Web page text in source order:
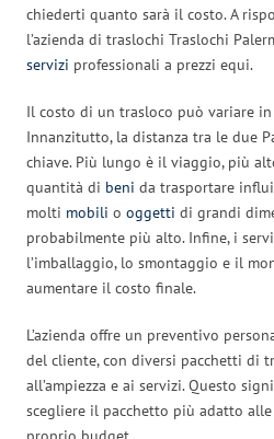
chiederti quanto sarà il costo. A
l’azienda di traslochi Traslochi
servizi professionali a prezzi equi.
Il costo di un trasloco può variare
Innanzitutto, la distanza tra le due
chiave. Più lungo è il viaggio, più
quantità di beni da trasportare
molti mobili o oggetti di grandi
probabilmente più alto. Infine, i
l’imballaggio, lo smontaggio e il
aumentare il costo finale.
L’azienda offre un preventivo
del cliente, con diversi pacchetti di
all’ampiezza e ai servizi. Questo
scegliere il pacchetto più adatto